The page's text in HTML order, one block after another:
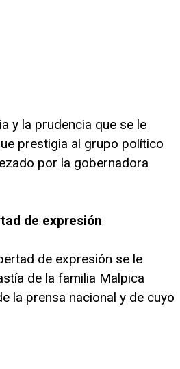
y la prudencia que se le
prestigia al grupo político
por la gobernadora
de expresión
de expresión se le
de la familia Malpica
la prensa nacional y de cuyo